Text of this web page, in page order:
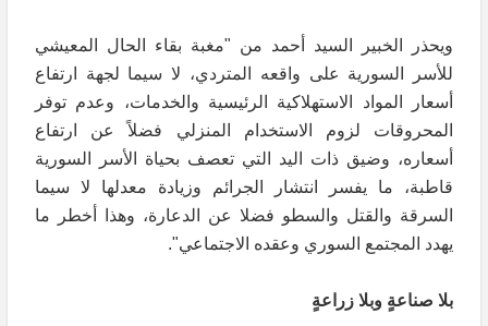
ويحذر الخبير السيد أحمد من "مغبة بقاء الحال المعيشي
للأسر السورية على واقعه المتردي، لا سيما لجهة ارتفاع
أسعار المواد الاستهلاكية الرئيسية والخدمات، وعدم توفر
المحروقات لزوم الاستخدام المنزلي فضلاً عن ارتفاع
أسعاره، وضيق ذات اليد التي تعصف بحياة الأسر السورية
قاطبة، ما يفسر انتشار الجرائم وزيادة معدلها لا سيما
السرقة والقتل والسطو فضلا عن الدعارة، وهذا أخطر ما
يهدد المجتمع السوري وعقده الاجتماعي".
بلا صناعةٍ وبلا زراعةٍ